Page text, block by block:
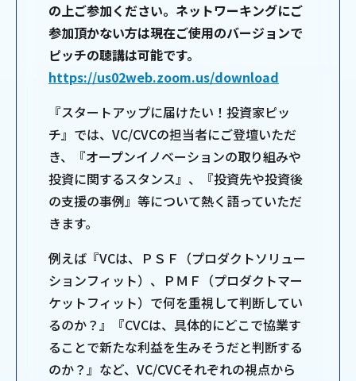
の上ご参加ください。ネットワーキングにご
参加頂かない方は現在ご使用のバージョンで
ピッチの聴講は可能です。
https://us02web.zoom.us/download
『スタートアップに届けたい！投資家ピッ
チ』では、VC/CVCの担当者にご登壇いただ
き、『オープンイノベーションの取り組みや
投資に関するスタンス』、『投資先や投資後
の支援の事例』等について熱く語っていただ
きます。
例えば『VCは、ＰＳＦ（プロダクトソリュー
ションフィット）、ＰＭＦ（プロダクトマー
ケットフィット）で何を重視して判断してい
るのか？』『CVCは、具体的にどこで協業す
ることで新たな利益を生みそうだと判断する
のか？』など、VC/CVCそれぞれの視点から